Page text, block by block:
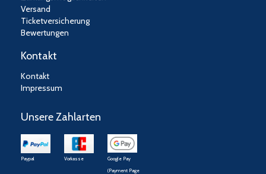
Versand
Ticketversicherung
Bewertungen
Kontakt
Kontakt
Impressum
Unsere Zahlarten
Paypal Vorkasse
Google Pay
(Payment Page